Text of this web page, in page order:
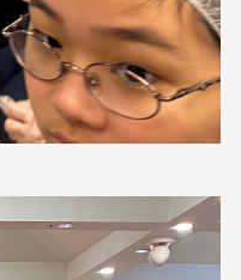
捐款徵信、其他消
芳名錄